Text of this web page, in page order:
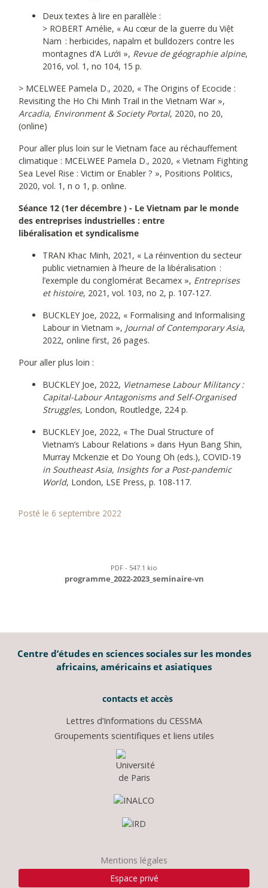
Deux textes à lire en parallèle :
> ROBERT Amélie, « Au cœur de la guerre du Việt
Nam : herbicides, napalm et bulldozers contre les
montagnes d’A Lưới », Revue de géographie alpine,
2016, vol. 1, no 104, 15 p.
> MCELWEE Pamela D., 2020, « The Origins of Ecocide :
Revisiting the Ho Chi Minh Trail in the Vietnam War »,
Arcadia, Environment & Society Portal, 2020, no 20,
(online)
Pour aller plus loin sur le Vietnam face au réchauffement
climatique : MCELWEE Pamela D., 2020, « Vietnam Fighting
Sea Level Rise : Victim or Enabler ? », Positions Politics,
2020, vol. 1, n o 1, p. online.
Séance 12 (1er décembre ) - Le Vietnam par le monde
des entreprises industrielles : entre
libéralisation et syndicalisme
TRAN Khac Minh, 2021, « La réinvention du secteur
public vietnamien à l’heure de la libéralisation :
l’exemple du conglomérat Becamex », Entreprises
et histoire, 2021, vol. 103, no 2, p. 107-127.
BUCKLEY Joe, 2022, « Formalising and Informalising
Labour in Vietnam », Journal of Contemporary Asia,
2022, online first, 26 pages.
Pour aller plus loin :
BUCKLEY Joe, 2022, Vietnamese Labour Militancy :
Capital-Labour Antagonisms and Self-Organised
Struggles, London, Routledge, 224 p.
BUCKLEY Joe, 2022, « The Dual Structure of
Vietnam’s Labour Relations » dans Hyun Bang Shin,
Murray Mckenzie et Do Young Oh (eds.), COVID-19
in Southeast Asia, Insights for a Post-pandemic
World, London, LSE Press, p. 108-117.
Posté le 6 septembre 2022
PDF - 547.1 kio
programme_2022-2023_seminaire-vn
Centre d’études en sciences sociales sur les mondes
africains, américains et asiatiques
contacts et accès
Lettres d’Informations du CESSMA
Groupements scientifiques et liens utiles
Mentions légales
Espace privé